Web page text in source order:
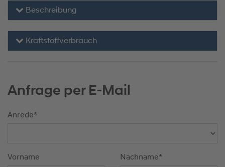
Beschreibung
Kraftstoffverbrauch
Anfrage per E-Mail
Anrede*
Vorname Nachname*